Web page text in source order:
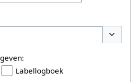
Labellogboek